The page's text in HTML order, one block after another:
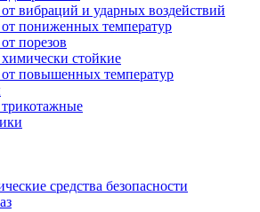
вибраций и ударных воздействий
пониженных температур
порезов
стойкие
повышенных температур
средства безопасности